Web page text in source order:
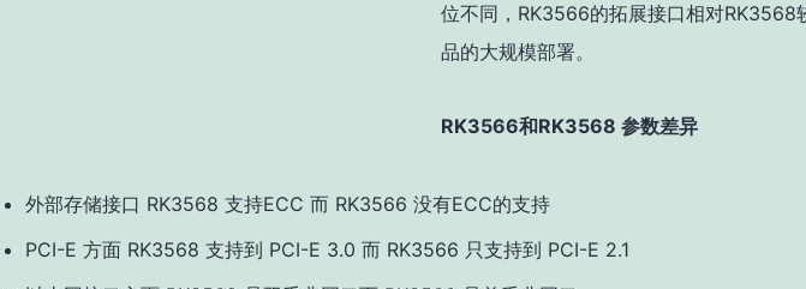
位不同，RK3566的拓展接口相对
品的大规模部署。
RK3566和RK3568 参数差异
外部存储接口 RK3568 支持ECC 而 RK3566 没有ECC的支持
PCI-E 方面 RK3568 支持到 PCI-E 3.0 而 RK3566 只支持到 PCI-E 2.1